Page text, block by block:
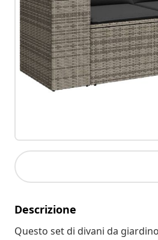
Descrizione
Questo set di divani da